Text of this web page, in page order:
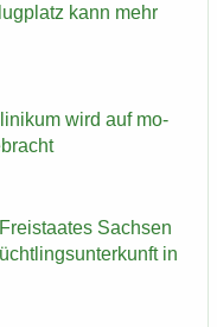
kann mehr
wird auf mo­
Sach­sen
in